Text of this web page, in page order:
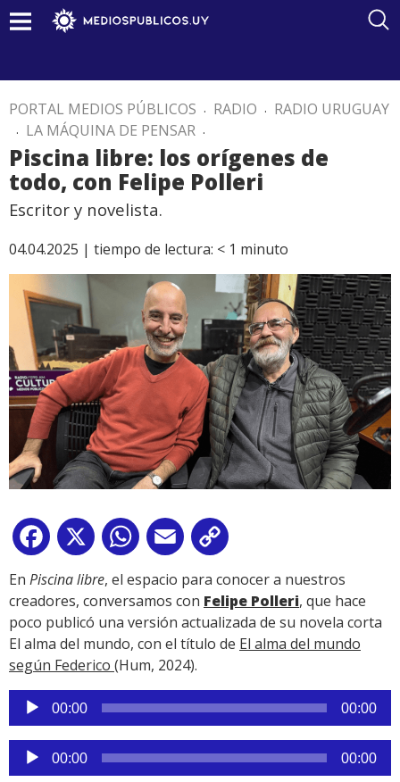
PORTAL MEDIOS PÚBLICOS . RADIO . RADIO URUGUAY
. LA MÁQUINA DE PENSAR .
Piscina libre: los orígenes de
todo, con Felipe Polleri
Escritor y novelista.
04.04.2025 | tiempo de lectura: < 1 minuto
Facebook
X WhatsApp
Email
Link
En Piscina libre, el espacio para conocer a nuestros
creadores, conversamos con Felipe Polleri, que hace
poco publicó una versión actualizada de su novela corta
El alma del mundo, con el título de El alma del mundo
según Federico (Hum, 2024).
Reproductor
de
audio
00:00 00:00
Reproductor
de
00:00 00:00